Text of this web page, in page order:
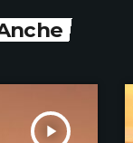
play_arrow